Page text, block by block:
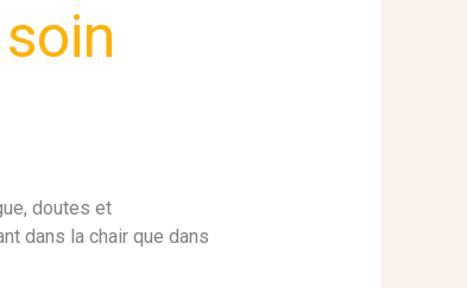
doutes et
dans la chair que dans